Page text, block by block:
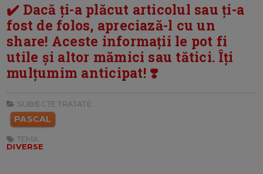
✔️ Dacă ți-a plăcut articolul sau ți-a
fost de folos, apreciază-l cu un
share! Aceste informații le pot fi
utile și altor mămici sau tătici. Îți
mulțumim anticipat! ❣️
SUBIECTE TRATATE:
PASCAL
TEMA:
DIVERSE